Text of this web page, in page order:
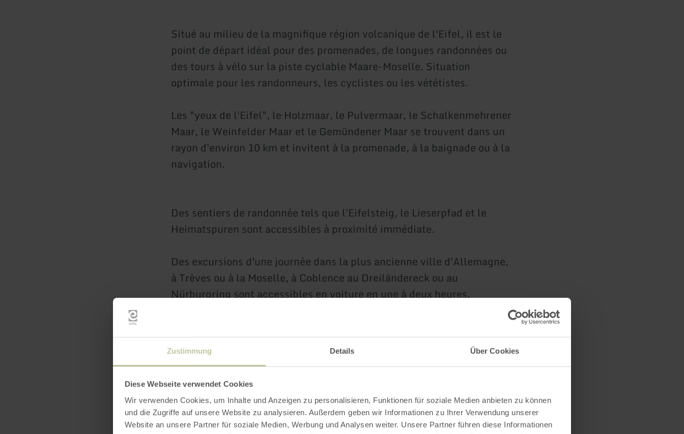
Zustimmung Details Über Cookies
Diese Webseite verwendet Cookies
Wir verwenden Cookies, um Inhalte und Anzeigen zu personalisieren, Funktionen für soziale Medien anbieten zu können
und die Zugriffe auf unsere Website zu analysieren. Außerdem geben wir Informationen zu Ihrer Verwendung unserer
Website an unsere Partner für soziale Medien, Werbung und Analysen weiter. Unsere Partner führen diese Informationen
Situé au milieu de la magnifique région volcanique de l'Eifel, il est le
point de départ idéal pour des promenades, de longues randonnées ou
des tours à vélo sur la piste cyclable Maare-Moselle. Situation
optimale pour les randonneurs, les cyclistes ou les vététistes.
Les "yeux de l'Eifel", le Holzmaar, le Pulvermaar, le Schalkenmehrener
Maar, le Weinfelder Maar et le Gemündener Maar se trouvent dans un
rayon d'environ 10 km et invitent à la promenade, à la baignade ou à la
navigation.
Des sentiers de randonnée tels que l'Eifelsteig, le Lieserpfad et le
Heimatspuren sont accessibles à proximité immédiate.
Des excursions d'une journée dans la plus ancienne ville d'Allemagne,
à Trèves ou à la Moselle, à Coblence au Dreiländereck ou au
Nürburgring sont accessibles en voiture en une à deux heures.
qu'à 12 km environ.
de faire des excursions à la boucle de la Sarre, à la Moselle ou à
Cologne avec de nombreuses correspondances.